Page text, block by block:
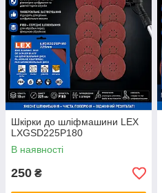
Шкірки до шліфмашини LEX
LXGSD225P180
В наявності
250 ₴